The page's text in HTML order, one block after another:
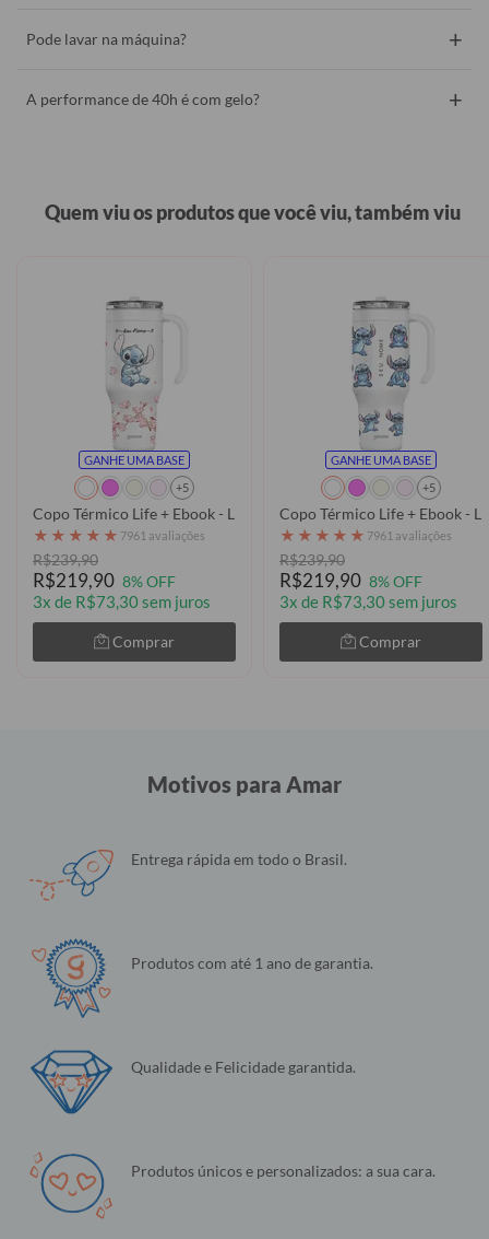
Pode lavar na máquina? +
A performance de 40h é com gelo? +
Quem viu os produtos que você viu, também viu
GANHE UMA BASE
+5
Copo Térmico Life + Ebook - Lilo & Stitch - Classical Rose
★ ★ ★ ★ ★ 7961 avaliações
R$239,90
R$219,90 8% OFF
3x de R$73,30 sem juros
Comprar
GANHE UMA BASE
+5
★ ★ ★ ★ ★ 7961 avaliações
R$239,90
R$219,90 8% OFF
3x de R$73,30 sem juros
Comprar
Motivos para Amar
Entrega rápida em todo o Brasil.
Produtos com até 1 ano de garantia.
Qualidade e Felicidade garantida.
Produtos únicos e personalizados: a sua cara.